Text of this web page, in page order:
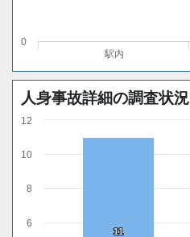
駅内
0
人身事故詳細の調査状況
11
11
6
8
10
12